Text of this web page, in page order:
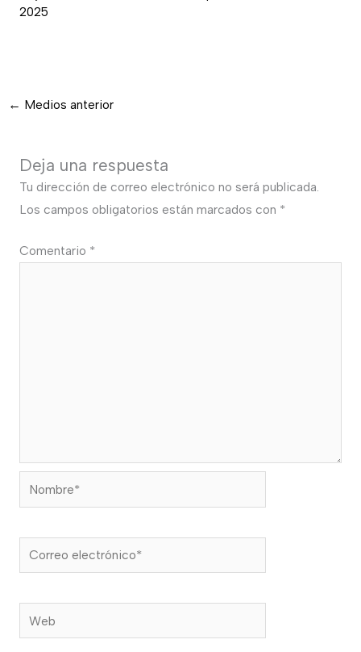
2025
← Medios anterior
Deja una respuesta
Tu dirección de correo electrónico no será publicada.
Los campos obligatorios están marcados con *
Comentario *
Nombre*
Correo
electrónico*
Web